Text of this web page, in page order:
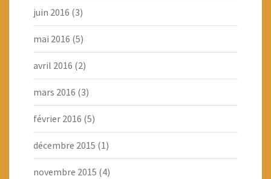
juin 2016 (3)
mai 2016 (5)
avril 2016 (2)
mars 2016 (3)
février 2016 (5)
décembre 2015 (1)
novembre 2015 (4)